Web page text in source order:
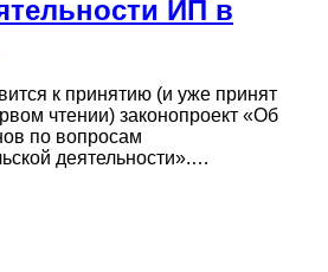
ИП в
к принятию (и уже принят
чтении) законопроект «Об
по вопросам
деятельности».…